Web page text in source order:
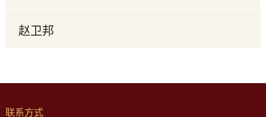
赵卫邦
联系方式